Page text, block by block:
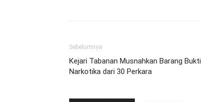
Sebelumnya
Kejari Tabanan Musnahkan Barang Bukti
Narkotika dari 30 Perkara